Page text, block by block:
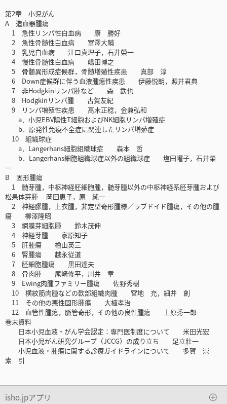
第2章 小児がん
A 造血器腫瘍
1 急性リンパ性白血病 康 勝好
2 急性骨髄性白血病 富澤大輔
3 乳児白血病 江口真理子，石井榮一
4 慢性骨髄性白血病 嶋田博之
5 骨髄異形成症候群，骨髄増殖性疾患 真部 淳
6 Down症候群に伴う血液腫瘍性疾患 伊藤悦朗，照井君典
7 非Hodgkinリンパ腫など 森 鉄也
8 Hodgkinリンパ腫 古賀友紀
9 リンパ増殖性疾患 髙木正稔，金兼弘和
a．小児EBV陽性T細胞およびNK細胞リンパ増殖症
b．原発性免疫不全症に関連したリンパ増殖症
10 組織球症
a．Langerhans細胞組織球症 森本 哲
b．Langerhans細胞組織球症以外の組織球症 塩田曜子，石井榮
一
B 固形腫瘍
1 髄芽腫，中枢神経胚細胞腫，髄芽腫以外の中枢神経系胚芽腫および
松果体芽腫 岡田恵子，原 純一
2 神経膠腫，上衣腫，非定型奇形腫様／ラブドイド腫瘍，その他の腫
瘍 柳澤隆昭
3 網膜芽細胞腫 鈴木茂伸
4 神経芽腫 家原知子
5 肝腫瘍 檜山英三
6 腎腫瘍 越永従道
7 胚細胞腫瘍 黒田達夫
8 骨肉腫 尾崎修平，川井 章
9 Ewing肉腫ファミリー腫瘍 佐野秀樹
10 横紋筋肉腫などの軟部組織肉腫 宮地 充，細井 創
11 その他の悪性固形腫瘍 大植孝治
12 血管性腫瘍，脈管奇形，その他の良性腫瘍 上原秀一郎
巻末資料
日本小児血液・がん学会認定：専門医制度について 米田光宏
日本小児がん研究グループ（JCCG）の成り立ち 足立壯一
小児血液・腫瘍に関する診療ガイドラインについて 多賀 崇
索 引
isho.jpアプリ